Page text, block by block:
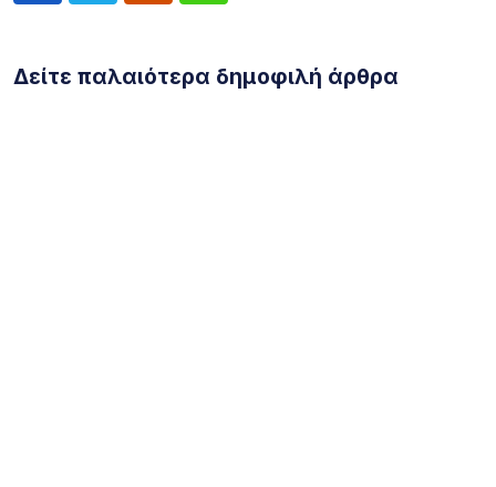
Δείτε παλαιότερα δημοφιλή άρθρα